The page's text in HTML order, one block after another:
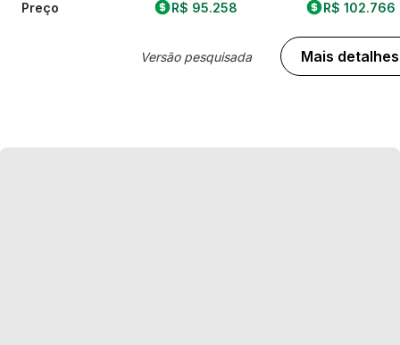
Preço R$ 95.258
Versão pesquisada
R$ 102.766
Mais detalhes